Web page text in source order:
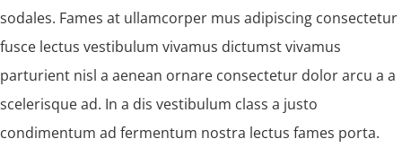
sodales. Fames at ullamcorper mus adipiscing consectetur
fusce lectus vestibulum vivamus dictumst vivamus
parturient nisl a aenean ornare consectetur dolor arcu a a
scelerisque ad. In a dis vestibulum class a justo
condimentum ad fermentum nostra lectus fames porta.